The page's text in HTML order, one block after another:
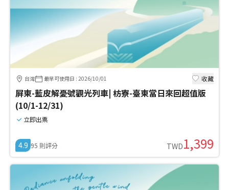
台灣 最早可使用日 : 2026/10/01 收藏
屏東-藍皮解憂號觀光列車| 枋寮-臺東當日來回超值版
(10/1-12/31)
立即出票
4.9 95 則評分 TWD1,399